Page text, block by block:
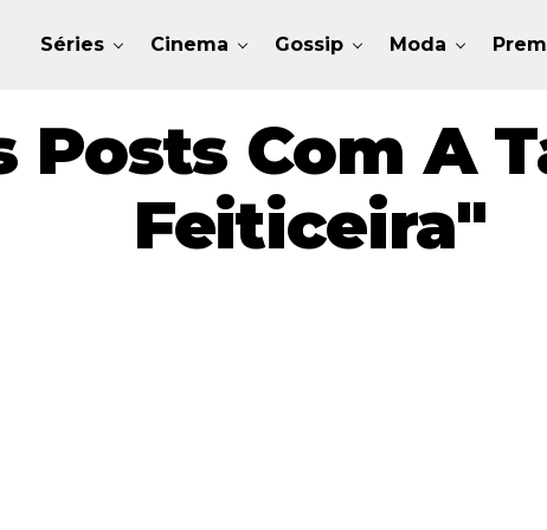
Séries Cinema Gossip Moda
Posts Com A
Feiticeira"